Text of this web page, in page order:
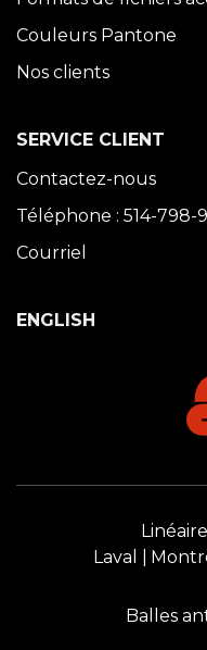
Couleurs Pantone
Nos clients
SERVICE CLIENT
Contactez-nous
Téléphone : 514-798-
Courriel
ENGLISH
Laval
Balles